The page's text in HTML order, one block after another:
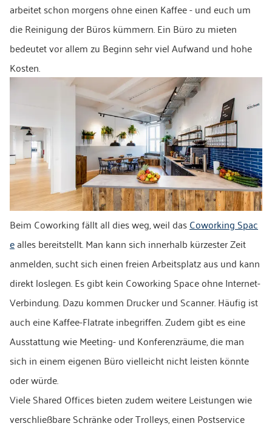
arbeitet schon morgens ohne einen Kaffee - und euch um
die Reinigung der Büros kümmern. Ein Büro zu mieten
bedeutet vor allem zu Beginn sehr viel Aufwand und hohe
Kosten.
Beim Coworking fällt all dies weg, weil dasCoworking Spac
ealles bereitstellt. Man kann sich innerhalb kürzester Zeit
anmelden, sucht sich einen freien Arbeitsplatz aus und kann
direkt loslegen. Es gibt kein Coworking Space ohne Internet-
Verbindung. Dazu kommen Drucker und Scanner. Häufig ist
auch eine Kaffee-Flatrate inbegriffen. Zudem gibt es eine
Ausstattung wie Meeting- und Konferenzräume, die man
sich in einem eigenen Büro vielleicht nicht leisten könnte
oder würde.
Viele Shared Offices bieten zudem weitere Leistungen wie
verschließbare Schränke oder Trolleys, einen Postservice